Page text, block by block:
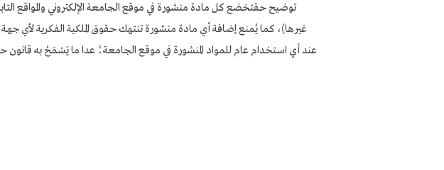
توضيح حقتخضع كل مادة منشورة في موقع الجامعة الإلكتروني والمواقع
غيرها)، كما يُمنع إضافة أي مادة منشورة تنتهك حقوق الملكية الفكرية لأي
عند أي استخدام عام للمواد المنشورة في موقع الجامعة؛ عدا ما يَسْمَحُ به قانون